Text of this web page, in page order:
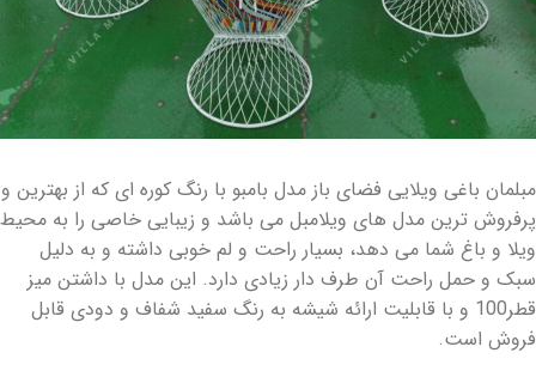
مبلمان باغی ویلایی فضای باز مدل بامبو با رنگ کوره ای که از بهترین و
پرفروش ترین مدل های ویلامبل می باشد و زیبایی خاصی را به محیط
ویلا و باغ شما می دهد، بسیار راحت و لم خوبی داشته و به دلیل
سبک و حمل راحت آن طرف دار زیادی دارد. این مدل با داشتن میز
قطر100 و با قابلیت ارائه شیشه به رنگ سفید شفاف و دودی قابل
فروش است.